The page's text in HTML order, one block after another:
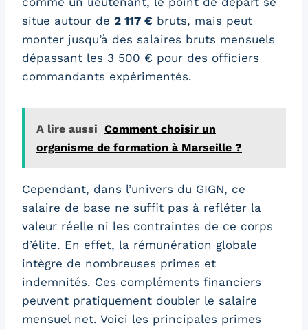
situe autour de 2 117 € bruts, mais peut
monter jusqu’à des salaires bruts mensuels
dépassant les 3 500 € pour des officiers
commandants expérimentés.
A lire aussi Comment choisir un
organisme de formation à Marseille ?
Cependant, dans l’univers du GIGN, ce
salaire de base ne suffit pas à refléter la
valeur réelle ni les contraintes de ce corps
d’élite. En effet, la rémunération globale
intègre de nombreuses primes et
indemnités. Ces compléments financiers
peuvent pratiquement doubler le salaire
mensuel net. Voici les principales primes